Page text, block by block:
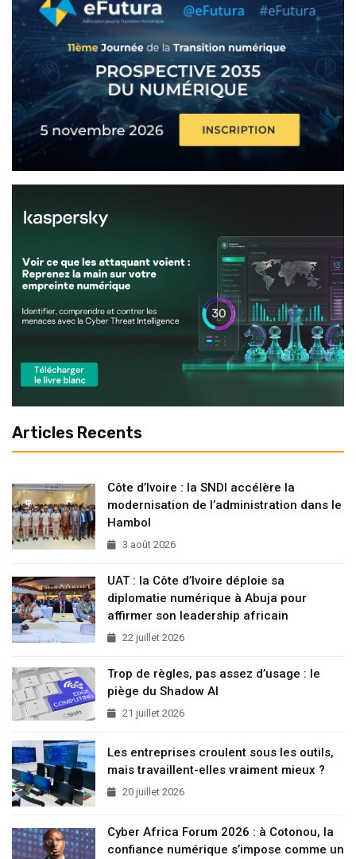
Articles Recents
Côte d’Ivoire : la SNDI accélère la
modernisation de l’administration dans le
Hambol
3 août 2026
UAT : la Côte d’Ivoire déploie sa
diplomatie numérique à Abuja pour
affirmer son leadership africain
22 juillet 2026
Trop de règles, pas assez d’usage : le
piège du Shadow AI
21 juillet 2026
Les entreprises croulent sous les outils,
mais travaillent-elles vraiment mieux ?
20 juillet 2026
Cyber Africa Forum 2026 : à Cotonou, la
confiance numérique s’impose comme un